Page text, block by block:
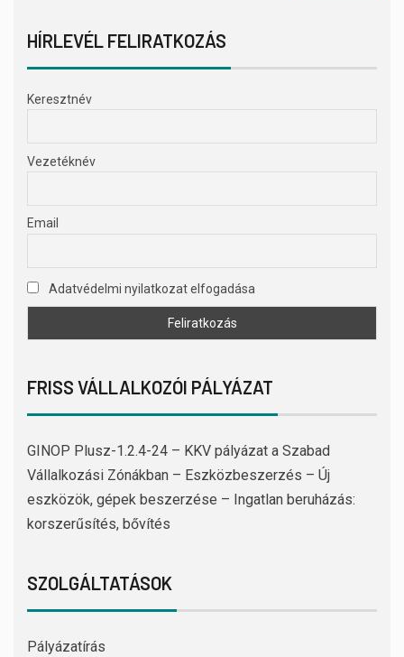
HÍRLEVÉL FELIRATKOZÁS
Keresztnév
Vezetéknév
Email
Adatvédelmi nyilatkozat elfogadása
FRISS VÁLLALKOZÓI PÁLYÁZAT
GINOP Plusz-1.2.4-24 – KKV pályázat a Szabad
Vállalkozási Zónákban – Eszközbeszerzés – Új
eszközök, gépek beszerzése – Ingatlan beruházás:
korszerűsítés, bővítés
SZOLGÁLTATÁSOK
Pályázatírás